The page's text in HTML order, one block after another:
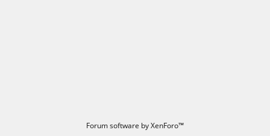
Forum software by XenForo™